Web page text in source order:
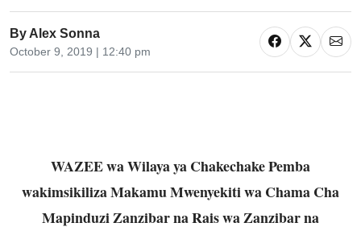
By Alex Sonna
October 9, 2019 | 12:40 pm
WAZEE wa Wilaya ya Chakechake Pemba
wakimsikiliza Makamu Mwenyekiti wa Chama Cha
Mapinduzi Zanzibar na Rais wa Zanzibar na